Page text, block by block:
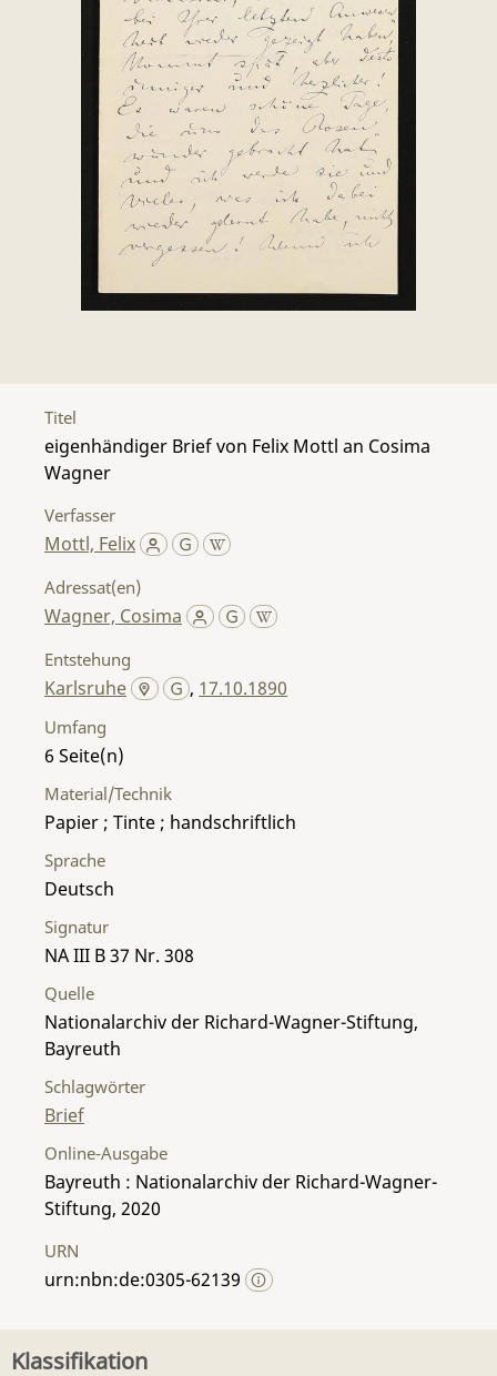
Titel
eigenhändiger Brief von Felix Mottl an Cosima
Wagner
Verfasser
Mottl, Felix
Adressat(en)
Wagner, Cosima
Entstehung
Karlsruhe , 17.10.1890
Umfang
6
Material/Technik
Papier ; Tinte ; handschriftlich
Sprache
Deutsch
Signatur
NA III B 37 Nr. 308
Quelle
Nationalarchiv der Richard-Wagner-Stiftung,
Bayreuth
Schlagwörter
Brief
Online-Ausgabe
Bayreuth : Nationalarchiv der Richard-Wagner-
Stiftung, 2020
URN
urn:nbn:de:0305-62139
Klassifikation